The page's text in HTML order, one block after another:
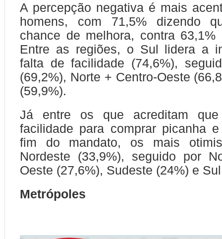
A percepção negativa é mais
homens, com 71,5% dizendo
chance de melhora, contra 63,1%
Entre as regiões, o Sul lidera a
falta de facilidade (74,6%),
(69,2%), Norte + Centro-Oeste
(59,9%).
Já entre os que acreditam
facilidade para comprar picanha
fim do mandato, os mais
Nordeste (33,9%), seguido por
Oeste (27,6%), Sudeste (24%) e
Metrópoles